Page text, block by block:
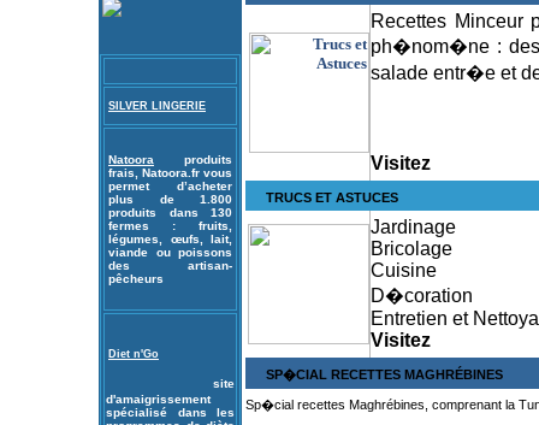
SILVER LINGERIE
Natoora
produits
frais, Natoora.fr vous
permet d’acheter
plus de 1.800
produits dans 130
fermes : fruits,
légumes, œufs, lait,
viande ou poissons
des artisan-
pêcheurs
Diet n'Go
site
d'amaigrissement
spécialisé dans les
Recettes Minceur
ph�nom�ne : des
salade entr�e et
Visitez
TRUCS ET ASTUCES
Jardinage
Bricolage
Cuisine
D�coration
Entretien et
Visitez
SP�CIAL RECETTES MAGHRÉBINES
Sp�cial recettes Maghrébines, comprenant la